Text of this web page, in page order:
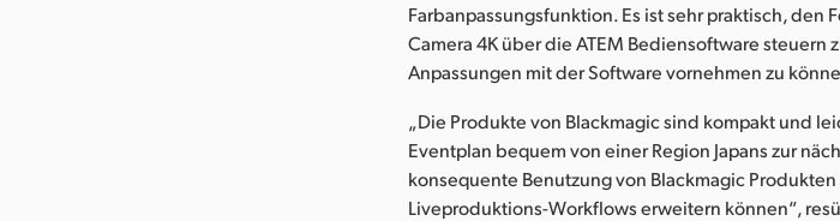
Farbanpassungsfunktion. Es ist sehr praktisch, den
Camera 4K über die ATEM Bediensoftware
Anpassungen mit der Software vornehmen zu
„Die Produkte von Blackmagic sind kompakt und
Eventplan bequem von einer Region Japans zur
konsequente Benutzung von Blackmagic
Liveproduktions-Workflows erweitern können“,